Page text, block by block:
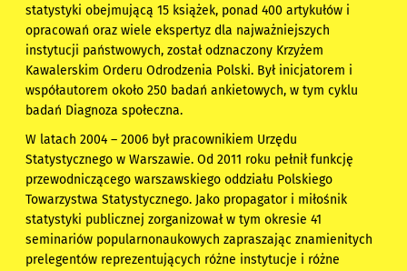
statystyki obejmującą 15 książek, ponad 400 artykułów i
opracowań oraz wiele ekspertyz dla najważniejszych
instytucji państwowych, został odznaczony Krzyżem
Kawalerskim Orderu Odrodzenia Polski. Był inicjatorem i
współautorem około 250 badań ankietowych, w tym cyklu
badań Diagnoza społeczna.
W latach 2004 – 2006 był pracownikiem Urzędu
Statystycznego w Warszawie. Od 2011 roku pełnił funkcję
przewodniczącego warszawskiego oddziału Polskiego
Towarzystwa Statystycznego. Jako propagator i miłośnik
statystyki publicznej zorganizował w tym okresie 41
seminariów popularnonaukowych zapraszając znamienitych
prelegentów reprezentujących różne instytucje i różne